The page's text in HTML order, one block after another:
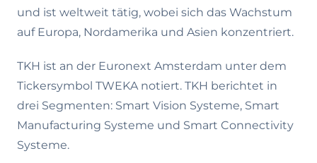
und ist weltweit tätig, wobei sich das Wachstum
auf Europa, Nordamerika und Asien konzentriert.
TKH ist an der Euronext Amsterdam unter dem
Tickersymbol TWEKA notiert. TKH berichtet in
drei Segmenten: Smart Vision Systeme, Smart
Manufacturing Systeme und Smart Connectivity
Systeme.